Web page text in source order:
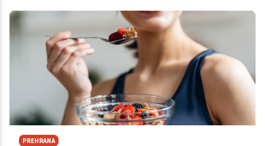
kože, možganov in celotnega telesa.
PREHRANA